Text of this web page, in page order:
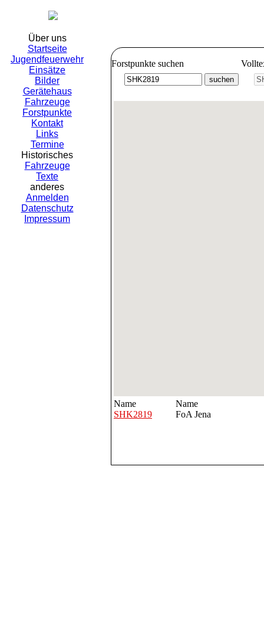
Über uns
Startseite
Jugendfeuerwehr
Einsätze
Bilder
Gerätehaus
Fahrzeuge
Forstpunkte
Kontakt
Links
Termine
Historisches
Fahrzeuge
Texte
anderes
Anmelden
Datenschutz
Impressum
Forstpunkte suchen
Name
Name
SHK2819
FoA Jena